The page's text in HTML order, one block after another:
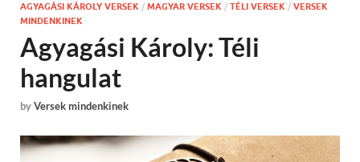
AGYAGÁSI KÁROLY VERSEK / MAGYAR VERSEK / TÉLI VERSEK / VERSEK
MINDENKINEK
Agyagási Károly: Téli
hangulat
byVersek mindenkinek